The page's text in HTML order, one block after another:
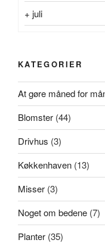
+ juli
KATEGORIER
At gøre måned for
Blomster (44)
Drivhus (3)
Køkkenhaven (13)
Misser (3)
Noget om bedene (7)
Planter (35)